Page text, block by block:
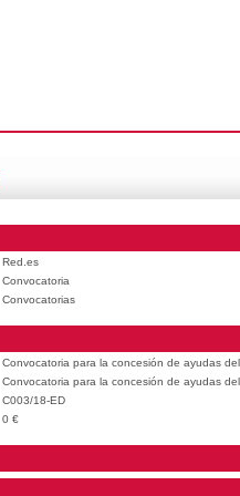
Red.es
Convocatoria
Convocatorias
Convocatoria para la concesión de ayudas
Convocatoria para la concesión de ayudas
C003/18-ED
0 €